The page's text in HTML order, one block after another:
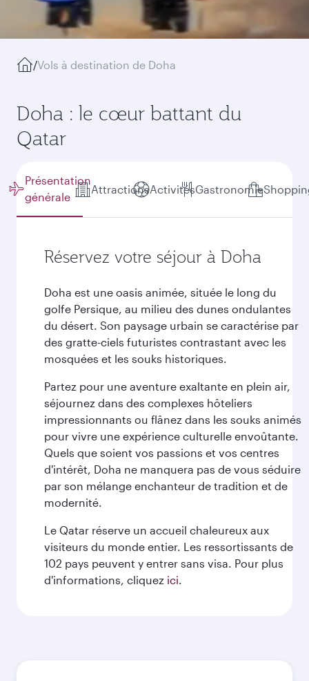
/Vols à destination de Doha
Doha : le cœur battant du
Qatar
Présentation
générale
AttractionsActivitésGastronomie
Réservez votre séjour à Doha
Doha est une oasis animée, située le long du
golfe Persique, au milieu des dunes ondulantes
du désert. Son paysage urbain se caractérise par
des gratte-ciels futuristes contrastant avec les
mosquées et les souks historiques.
Partez pour une aventure exaltante en plein air,
séjournez dans des complexes hôteliers
impressionnants ou flânez dans les souks animés
pour vivre une expérience culturelle envoûtante.
Quels que soient vos passions et vos centres
d'intérêt, Doha ne manquera pas de vous séduire
par son mélange enchanteur de tradition et de
modernité.
Le Qatar réserve un accueil chaleureux aux
visiteurs du monde entier. Les ressortissants de
102 pays peuvent y entrer sans visa. Pour plus
d'informations, cliquez ici.